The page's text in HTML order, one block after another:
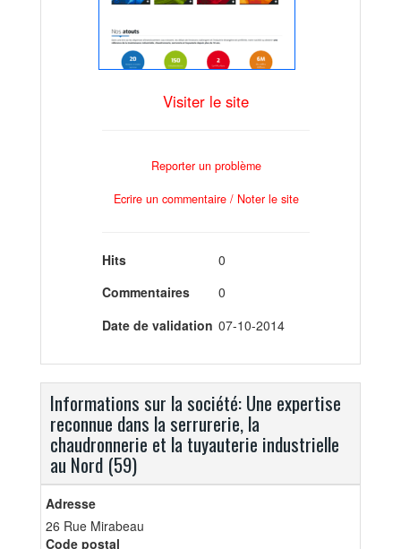
Visiter le site
Reporter un problème
Ecrire un commentaire / Noter le site
Hits
0
Commentaires
0
Date de validation 07-10-2014
Informations sur la société: Une expertise
reconnue dans la serrurerie, la
chaudronnerie et la tuyauterie industrielle
au Nord (59)
Adresse
26 Rue Mirabeau
Code postal